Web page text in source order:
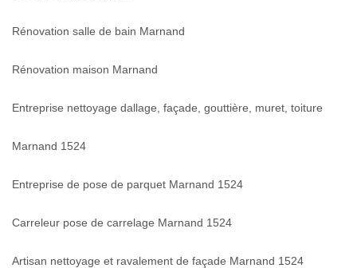
Rénovation salle de bain Marnand
Rénovation maison Marnand
Entreprise nettoyage dallage, façade, gouttière, muret, toiture
Marnand 1524
Entreprise de pose de parquet Marnand 1524
Carreleur pose de carrelage Marnand 1524
Artisan nettoyage et ravalement de façade Marnand 1524